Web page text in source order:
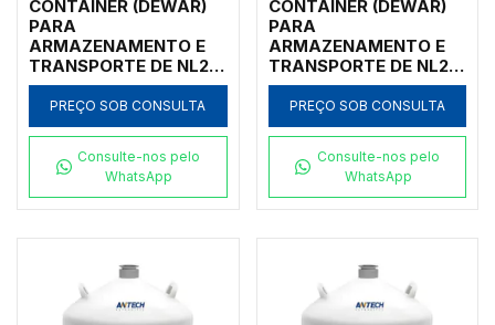
CONTAINER (DEWAR)
PARA
ARMAZENAMENTO E
TRANSPORTE DE NL2,
50L, CORPO ALUMÍNIO,
GARGALO 50MM
PREÇO SOB CONSULTA
Consulte-nos pelo
WhatsApp
CONTAINER (DEWAR)
PARA
ARMAZENAMENTO E
TRANSPORTE DE NL2,
20L, CORPO ALUMÍNIO,
GARGALO 50MM
PREÇO SOB CONSULTA
Consulte-nos pelo
WhatsApp